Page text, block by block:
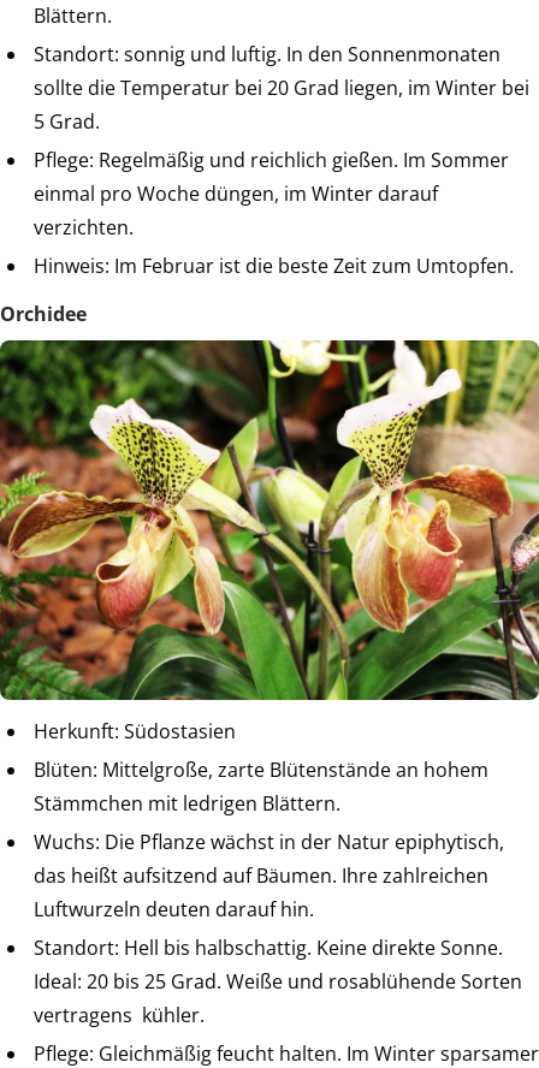
Blättern.
Standort: sonnig und luftig. In den Sonnenmonaten
sollte die Temperatur bei 20 Grad liegen, im Winter bei
5 Grad.
Pflege: Regelmäßig und reichlich gießen. Im Sommer
einmal pro Woche düngen, im Winter darauf
verzichten.
Hinweis: Im Februar ist die beste Zeit zum Umtopfen.
Orchidee
Herkunft: Südostasien
Blüten: Mittelgroße, zarte Blütenstände an hohem
Stämmchen mit ledrigen Blättern.
Wuchs: Die Pflanze wächst in der Natur epiphytisch,
das heißt aufsitzend auf Bäumen. Ihre zahlreichen
Luftwurzeln deuten darauf hin.
Standort: Hell bis halbschattig. Keine direkte Sonne.
Ideal: 20 bis 25 Grad. Weiße und rosablühende Sorten
vertragens kühler.
Pflege: Gleichmäßig feucht halten. Im Winter sparsamer